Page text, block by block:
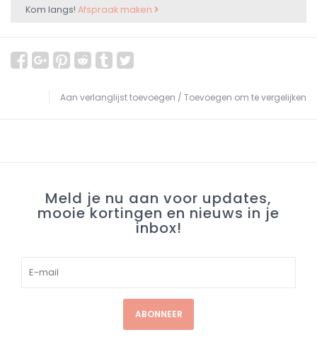
Kom langs! Afspraak maken
Aan verlanglijst toevoegen / Toevoegen om te vergelijken
Meld je nu aan voor updates,
mooie kortingen en nieuws in je
inbox!
ABONNEER